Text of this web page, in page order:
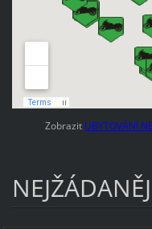
Zobrazit UBYTOVÁNÍ